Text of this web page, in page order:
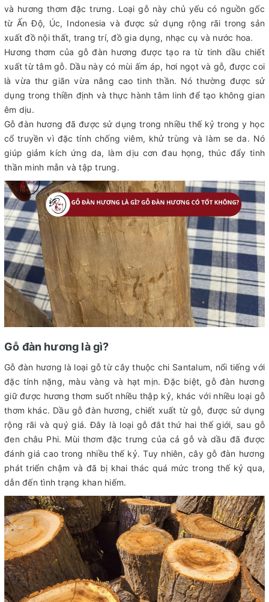
và hương thơm đặc trưng. Loại gỗ này chủ yếu có nguồn gốc
từ Ấn Độ, Úc, Indonesia và được sử dụng rộng rãi trong sản
xuất đồ nội thất, trang trí, đồ gia dụng, nhạc cụ và nước hoa.
Hương thơm của gỗ đàn hương được tạo ra từ tinh dầu chiết
xuất từ tâm gỗ. Dầu này có mùi ấm áp, hơi ngọt và gỗ, được coi
là vừa thư giãn vừa nâng cao tinh thần. Nó thường được sử
dụng trong thiền định và thực hành tâm linh để tạo không gian
êm dịu.
Gỗ đàn hương đã được sử dụng trong nhiều thế kỷ trong y học
cổ truyền vì đặc tính chống viêm, khử trùng và làm se da. Nó
giúp giảm kích ứng da, làm dịu cơn đau họng, thúc đẩy tinh
thần minh mẫn và tập trung.
Gỗ đàn hương là gì?
Gỗ đàn hương là loại gỗ từ cây thuộc chi Santalum, nổi tiếng với
đặc tính nặng, màu vàng và hạt mịn. Đặc biệt, gỗ đàn hương
giữ được hương thơm suốt nhiều thập kỷ, khác với nhiều loại gỗ
thơm khác. Dầu gỗ đàn hương, chiết xuất từ gỗ, được sử dụng
rộng rãi và quý giá. Đây là loại gỗ đắt thứ hai thế giới, sau gỗ
đen châu Phi. Mùi thơm đặc trưng của cả gỗ và dầu đã được
đánh giá cao trong nhiều thế kỷ. Tuy nhiên, cây gỗ đàn hương
phát triển chậm và đã bị khai thác quá mức trong thế kỷ qua,
dẫn đến tình trạng khan hiếm.